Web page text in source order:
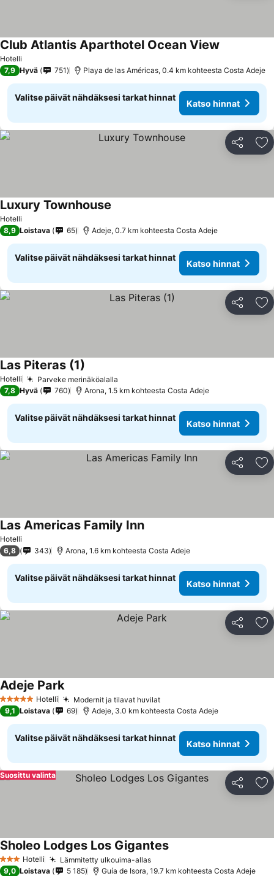
Hotelli
Club Atlantis Aparthotel Ocean View
7,9 Hyvä 751 Playa de las Américas, 0.4 km kohteesta Costa Adeje
Valitse päivät nähdäksesi tarkat hinnat
Katso hinnat
Jaa
Hotelli
Luxury Townhouse
8,9 Loistava 65 Adeje, 0.7 km kohteesta Costa Adeje
Valitse päivät nähdäksesi tarkat hinnat
Katso hinnat
Jaa
Hotelli Parveke merinäköalalla
Las Piteras (1)
7,8 Hyvä 760 Arona, 1.5 km kohteesta Costa Adeje
Valitse päivät nähdäksesi tarkat hinnat
Katso hinnat
Jaa
Hotelli
Las Americas Family Inn
6,8 343 Arona, 1.6 km kohteesta Costa Adeje
Valitse päivät nähdäksesi tarkat hinnat
Katso hinnat
Jaa
5 Tähtiluokitus
Hotelli Modernit ja tilavat huvilat
Adeje Park
9,1 Loistava 69 Adeje, 3.0 km kohteesta Costa Adeje
Valitse päivät nähdäksesi tarkat hinnat
Katso hinnat
Jaa
Suosittu valinta
3 Tähtiluokitus
Hotelli Lämmitetty ulkouima-allas
Sholeo Lodges Los Gigantes
9,0 Loistava 5 185 Guía de Isora, 19.7 km kohteesta Costa Adeje